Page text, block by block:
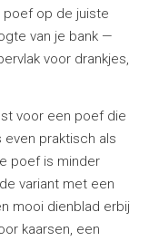
poef op de juiste
van je bank —
voor drankjes,
voor een poef die
praktisch als
poef is minder
variant met een
mooi dienblad erbij
kaarsen, een